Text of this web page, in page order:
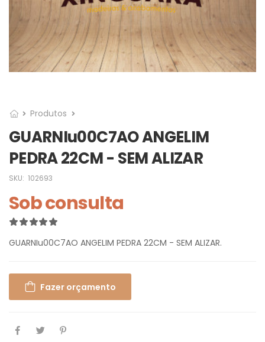
Produtos
GUARNIu00C7AO ANGELIM
PEDRA 22CM - SEM ALIZAR
SKU: 102693
Sob consulta
GUARNIu00C7AO ANGELIM PEDRA 22CM - SEM ALIZAR.
Fazer orçamento